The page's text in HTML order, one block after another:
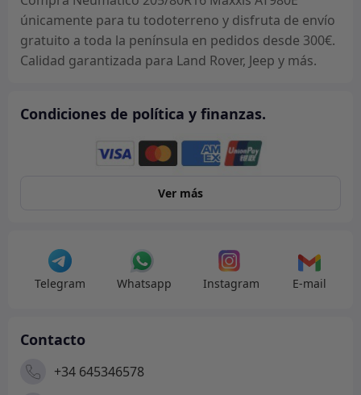
únicamente para tu todoterreno y disfruta de envío
gratuito a toda la península en pedidos desde 300€.
Calidad garantizada para Land Rover, Jeep y más.
Condiciones de política y finanzas.
Ver más
Telegram Whatsapp Instagram E-mail
Contacto
+34 645346578